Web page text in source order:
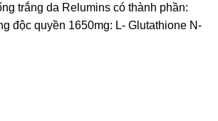
trắng da Relumins có thành phần:
độc quyền 1650mg: L- Glutathione N-